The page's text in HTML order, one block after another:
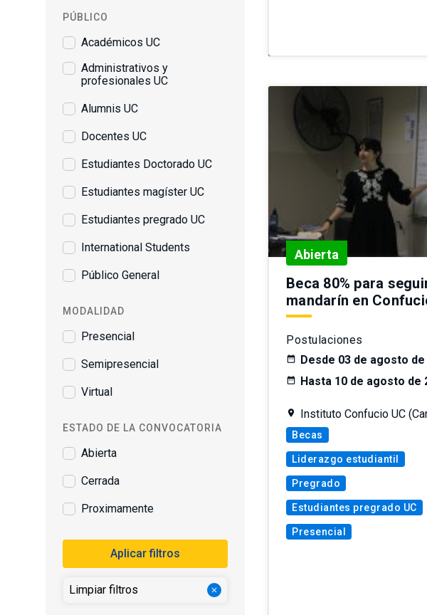
PÚBLICO
Académicos UC
Administrativos y
profesionales UC
Alumnis UC
Docentes UC
Estudiantes Doctorado UC
Estudiantes magíster UC
Estudiantes pregrado UC
International Students
Público General
MODALIDAD
Presencial
Semipresencial
Virtual
ESTADO DE LA CONVOCATORIA
Abierta
Cerrada
Proximamente
Aplicar filtros
Limpiar filtros close
Abierta
Beca 80% para
mandarín en
Postulaciones
Desde 03 de agosto de
Hasta 10 de agosto de
Instituto Confucio UC
Becas
Liderazgo estudiantil
Pregrado
Estudiantes pregrado UC
Presencial